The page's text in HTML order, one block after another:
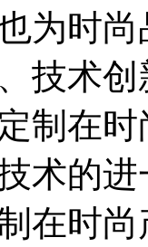
为时
技术
制在
术的
在时